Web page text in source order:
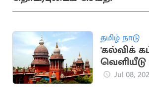
தமிழ் நாடு
'கல்விக்
Jul 08,